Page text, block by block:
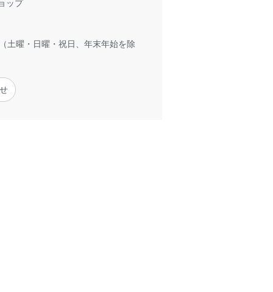
ップ
曜・日曜・祝日、年末年始を除